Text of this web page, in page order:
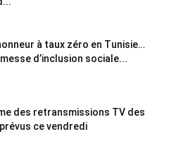
à taux zéro en Tunisie…
d’inclusion sociale...
des retransmissions TV des
ce vendredi